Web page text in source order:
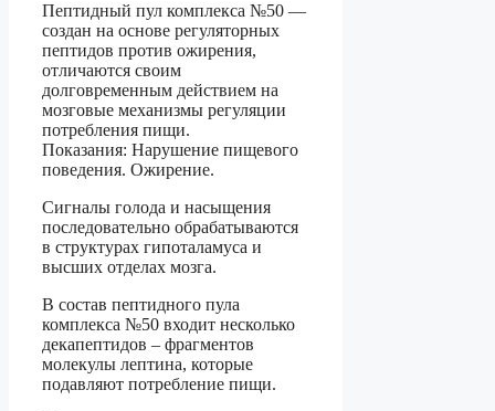
Пептидный пул комплекса №50 —
создан на основе регуляторных
пептидов против ожирения,
отличаются своим
долговременным действием на
мозговые механизмы регуляции
потребления пищи.
Показания: Нарушение пищевого
поведения. Ожирение.
Сигналы голода и насыщения
последовательно обрабатываются
в структурах гипоталамуса и
высших отделах мозга.
В состав пептидного пула
комплекса №50 входит несколько
декапептидов – фрагментов
молекулы лептина, которые
подавляют потребление пищи.